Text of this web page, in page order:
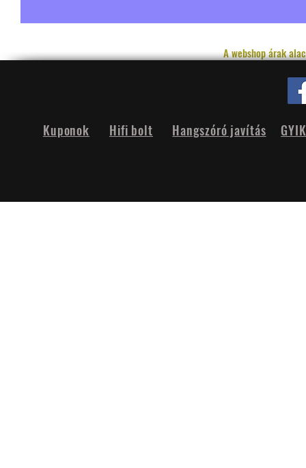
A webshop árak
Hifi bolt
Kuponok Hangszóró javítás GYIK